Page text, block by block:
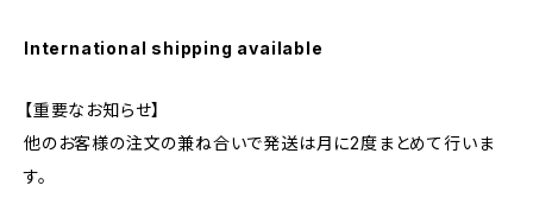
International shipping available
【重要なお知らせ】
他のお客様の注文の兼ね合いで発送は月に2度まとめて行いま
す。